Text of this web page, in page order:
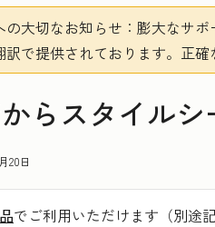
の大切なお知らせ ：膨大なサ
で提供されております。 正確
らスタイル
20日
でご利用いただけます（別途